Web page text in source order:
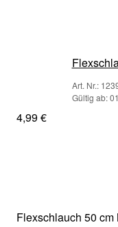
Art. Nr.:
Gültig ab:
4,99 €
Flexschlauch 50